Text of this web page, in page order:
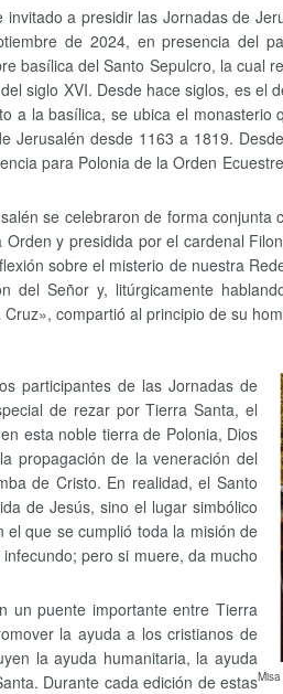
invitado a presidir las Jornadas de
de 2024, en presencia del
basílica del Santo Sepulcro, la cual
siglo XVI. Desde hace siglos, es el
a la basílica, se ubica el
Jerusalén desde 1163 a 1819.
para Polonia de la Orden
se celebraron de forma
y presidida por el cardenal
sobre el misterio de nuestra
del Señor y, litúrgicamente
compartió al principio de su
participantes de las Jornadas de
de rezar por Tierra Santa, el
esta noble tierra de Polonia, Dios
propagación de la veneración del
de Cristo. En realidad, el Santo
de Jesús, sino el lugar simbólico
que se cumplió toda la misión de
pero si muere, da mucho
un puente importante entre Tierra
la ayuda a los cristianos de
la ayuda humanitaria, la ayuda
Durante cada edición de estas